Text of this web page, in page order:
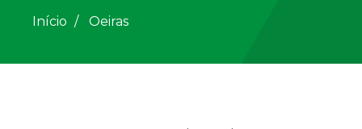
Início Oeiras